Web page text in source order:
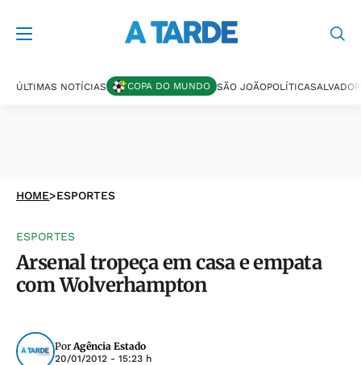
ÚLTIMAS NOTÍCIAS COPA DO MUNDO SÃO JOÃOPOLÍTICASALVADOR
HOME>ESPORTES
ESPORTES
Arsenal tropeça em casa e empata
com Wolverhampton
PorAgência Estado
20/01/2012 - 15:23 h